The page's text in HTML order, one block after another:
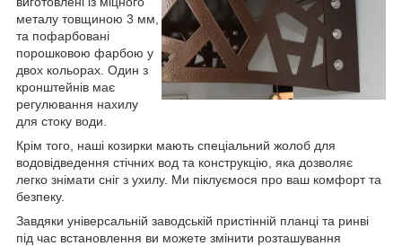
металу товщиною 3 мм,
та пофарбовані
порошковою фарбою у
двох кольорах. Один з
кронштейнів має
регулювання нахилу
для стоку води.
Крім того, наші козирки мають спеціальний жолоб для
водовідведення стічних вод та конструкцію, яка дозволяє
легко знімати сніг з ухилу. Ми піклуємося про ваш комфорт та
безпеку.
Завдяки універсальній заводській пристінній планці та ринві
під час встановлення ви можете змінити розташування